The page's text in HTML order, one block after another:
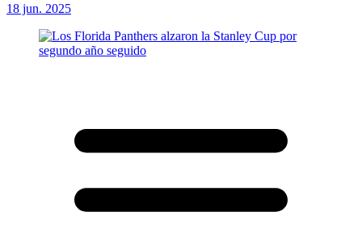
18 jun. 2025